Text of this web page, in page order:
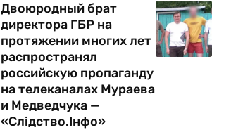
Двоюродный брат
директора ГБР на
протяжении многих лет
распространял
российскую пропаганду
на телеканалах Мураева
и Медведчука —
«Слідство.Інфо»